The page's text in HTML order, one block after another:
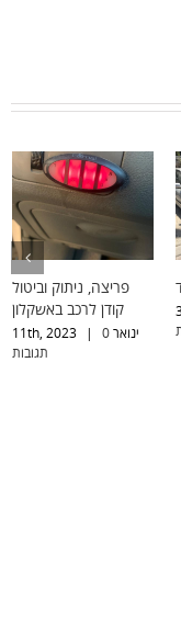
פריצה, ניתוק וביטול
קודן לרכב באשקלון
ינואר 11th, 2023 |
0
תגובות